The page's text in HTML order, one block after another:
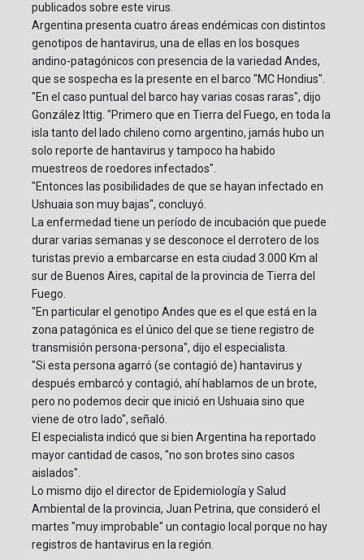
publicados sobre este virus.
Argentina presenta cuatro áreas endémicas con distintos
genotipos de hantavirus, una de ellas en los bosques
andino-patagónicos con presencia de la variedad Andes,
que se sospecha es la presente en el barco "MC Hondius".
"En el caso puntual del barco hay varias cosas raras", dijo
González Ittig. "Primero que en Tierra del Fuego, en toda la
isla tanto del lado chileno como argentino, jamás hubo un
solo reporte de hantavirus y tampoco ha habido
muestreos de roedores infectados".
"Entonces las posibilidades de que se hayan infectado en
Ushuaia son muy bajas", concluyó.
La enfermedad tiene un período de incubación que puede
durar varias semanas y se desconoce el derrotero de los
turistas previo a embarcarse en esta ciudad 3.000 Km al
sur de Buenos Aires, capital de la provincia de Tierra del
Fuego.
"En particular el genotipo Andes que es el que está en la
zona patagónica es el único del que se tiene registro de
transmisión persona-persona", dijo el especialista.
"Si esta persona agarró (se contagió de) hantavirus y
después embarcó y contagió, ahí hablamos de un brote,
pero no podemos decir que inició en Ushuaia sino que
viene de otro lado", señaló.
El especialista indicó que si bien Argentina ha reportado
mayor cantidad de casos, "no son brotes sino casos
aislados".
Lo mismo dijo el director de Epidemiología y Salud
Ambiental de la provincia, Juan Petrina, que consideró el
martes "muy improbable" un contagio local porque no hay
registros de hantavirus en la región.